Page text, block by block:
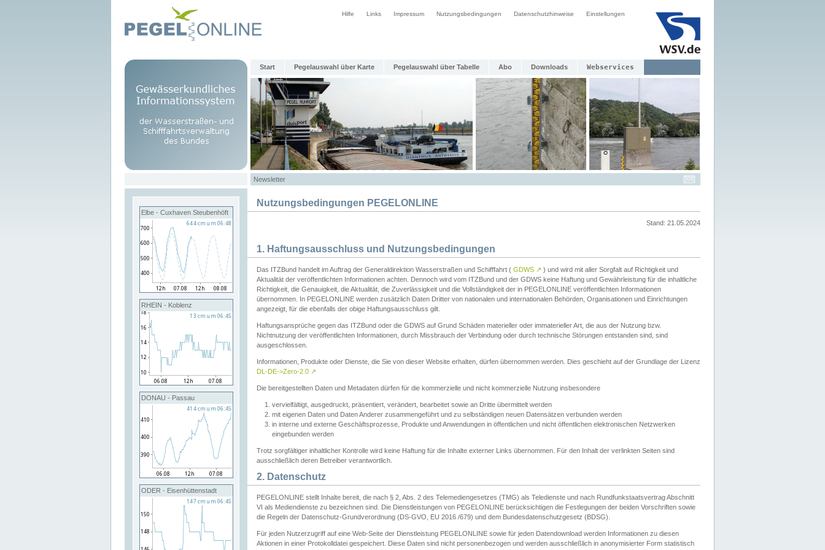
Hilfe Links Impressum Nutzungsbedingungen Datenschutzhinweise Einstellungen
Start Pegelauswahl über Karte Pegelauswahl über Tabelle Abo Downloads Webservices
Newsletter
Elbe - Cuxhaven Steubenhöft
RHEIN - Koblenz
DONAU - Passau
ODER - Eisenhüttenstadt
Nutzungsbedingungen PEGELONLINE
Stand: 21.05.2024
1. Haftungsausschluss und Nutzungsbedingungen
Das ITZBund handelt im Auftrag der Generaldirektion Wasserstraßen und Schifffahrt ( GDWS ↗ ) und wird mit aller Sorgfalt auf Richtigkeit und
Aktualität der veröffentlichten Informationen achten. Dennoch wird vom ITZBund und der GDWS keine Haftung und Gewährleistung für die inhaltliche
Richtigkeit, die Genauigkeit, die Aktualität, die Zuverlässigkeit und die Vollständigkeit der in PEGELONLINE veröffentlichten Informationen
übernommen. In PEGELONLINE werden zusätzlich Daten Dritter von nationalen und internationalen Behörden, Organisationen und Einrichtungen
angezeigt, für die ebenfalls der obige Haftungsausschluss gilt.
Haftungsansprüche gegen das ITZBund oder die GDWS auf Grund Schäden materieller oder immaterieller Art, die aus der Nutzung bzw.
Nichtnutzung der veröffentlichten Informationen, durch Missbrauch der Verbindung oder durch technische Störungen entstanden sind, sind
ausgeschlossen.
Informationen, Produkte oder Dienste, die Sie von dieser Website erhalten, dürfen übernommen werden. Dies geschieht auf der Grundlage der Lizenz
DL-DE->Zero-2.0 ↗
Die bereitgestellten Daten und Metadaten dürfen für die kommerzielle und nicht kommerzielle Nutzung insbesondere
vervielfältigt, ausgedruckt, präsentiert, verändert, bearbeitet sowie an Dritte übermittelt werden
mit eigenen Daten und Daten Anderer zusammengeführt und zu selbständigen neuen Datensätzen verbunden werden
in interne und externe Geschäftsprozesse, Produkte und Anwendungen in öffentlichen und nicht öffentlichen elektronischen Netzwerken
eingebunden werden
Trotz sorgfältiger inhaltlicher Kontrolle wird keine Haftung für die Inhalte externer Links übernommen. Für den Inhalt der verlinkten Seiten sind
ausschließlich deren Betreiber verantwortlich.
2. Datenschutz
PEGELONLINE stellt Inhalte bereit, die nach § 2, Abs. 2 des Telemediengesetzes (TMG) als Teledienste und nach Rundfunkstaatsvertrag Abschnitt
VI als Mediendienste zu bezeichnen sind. Die Dienstleistungen von PEGELONLINE berücksichtigen die Festlegungen der beiden Vorschriften sowie
die Regeln der Datenschutz-Grundverordnung (DS-GVO, EU 2016 /679) und dem Bundesdatenschutzgesetz (BDSG).
Für jeden Nutzerzugriff auf eine Web-Seite der Dienstleistung PEGELONLINE sowie für jeden Datendownload werden Informationen zu diesen
Aktionen in einer Protokolldatei gespeichert. Diese Daten sind nicht personenbezogen und werden ausschließlich in anonymisierter Form statistisch